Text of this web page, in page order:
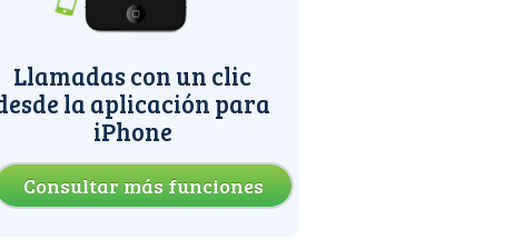
Llamadas con un clic
la aplicación para
iPhone
Consultar más funciones